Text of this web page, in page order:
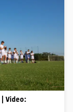
| Video: